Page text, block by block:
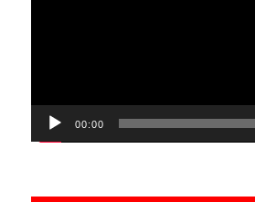
00:00